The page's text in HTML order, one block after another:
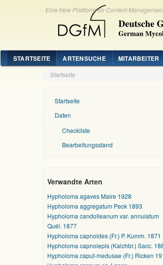
Eine freie Plattform für Content
STARTSEITE ARTENSUCHE MITARBEITER
Startseite
Startseite
Daten
Checkliste
Bearbeitungsstand
Verwandte Arten
Hypholoma agaves Maire 1928
Hypholoma aggregatum Peck 1893
Hypholoma candolleanum var. annulatum
Quél. 1877
Hypholoma capnoides (Fr.) P. Kumm. 1871
Hypholoma capnolepis (Kalchbr.) Sacc.
Hypholoma caput-medusae (Fr.) Ricken